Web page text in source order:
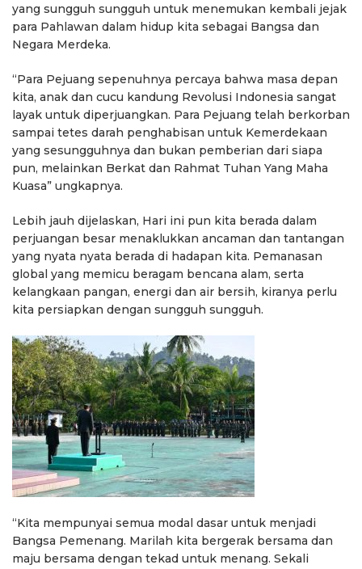
yang sungguh sungguh untuk menemukan kembali jejak
para Pahlawan dalam hidup kita sebagai Bangsa dan
Negara Merdeka.
“Para Pejuang sepenuhnya percaya bahwa masa depan
kita, anak dan cucu kandung Revolusi Indonesia sangat
layak untuk diperjuangkan. Para Pejuang telah berkorban
sampai tetes darah penghabisan untuk Kemerdekaan
yang sesungguhnya dan bukan pemberian dari siapa
pun, melainkan Berkat dan Rahmat Tuhan Yang Maha
Kuasa” ungkapnya.
Lebih jauh dijelaskan, Hari ini pun kita berada dalam
perjuangan besar menaklukkan ancaman dan tantangan
yang nyata nyata berada di hadapan kita. Pemanasan
global yang memicu beragam bencana alam, serta
kelangkaan pangan, energi dan air bersih, kiranya perlu
kita persiapkan dengan sungguh sungguh.
“Kita mempunyai semua modal dasar untuk menjadi
Bangsa Pemenang. Marilah kita bergerak bersama dan
maju bersama dengan tekad untuk menang. Sekali